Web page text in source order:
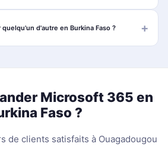
d'autre en Burkina Faso ?
Microsoft 365 en
Faso ?
de clients satisfaits à Ouagadougou